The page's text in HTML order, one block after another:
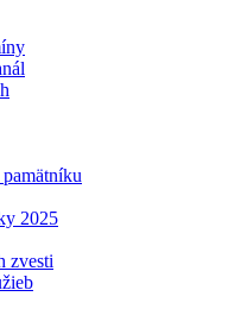
2025
zvesti